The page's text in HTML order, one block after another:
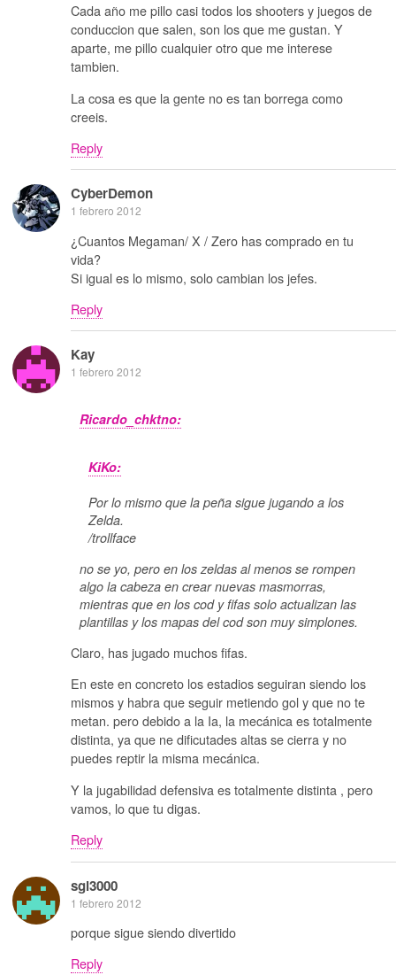
Cada año me pillo casi todos los shooters y juegos de
conduccion que salen, son los que me gustan. Y
aparte, me pillo cualquier otro que me interese
tambien.
La cosa es que la gente no es tan borrega como
creeis.
Reply
CyberDemon
1 febrero 2012
¿Cuantos Megaman/ X / Zero has comprado en tu
vida?
Si igual es lo mismo, solo cambian los jefes.
Reply
Kay
1 febrero 2012
Ricardo_chktno:
KiKo:
Por lo mismo que la peña sigue jugando a los
Zelda.
/trollface
no se yo, pero en los zeldas al menos se rompen
algo la cabeza en crear nuevas masmorras,
mientras que en los cod y fifas solo actualizan las
plantillas y los mapas del cod son muy simplones.
Claro, has jugado muchos fifas.
En este en concreto los estadios seguiran siendo los
mismos y habra que seguir metiendo gol y que no te
metan. pero debido a la Ia, la mecánica es totalmente
distinta, ya que ne dificutades altas se cierra y no
puedes reptir la misma mecánica.
Y la jugabilidad defensiva es totalmente distinta , pero
vamos, lo que tu digas.
Reply
sgl3000
1 febrero 2012
porque sigue siendo divertido
Reply